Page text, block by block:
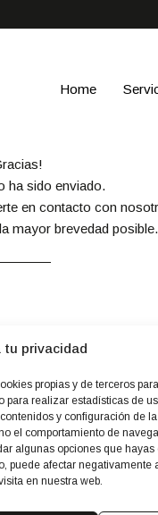
tu privacidad
propias y de terceros
realizar estadísticas de
y configuración de
el comportamiento de
algunas opciones que
puede afectar negativamente
en nuestra web.
Home
ha sido enviado.
en contacto con
mayor brevedad posible.